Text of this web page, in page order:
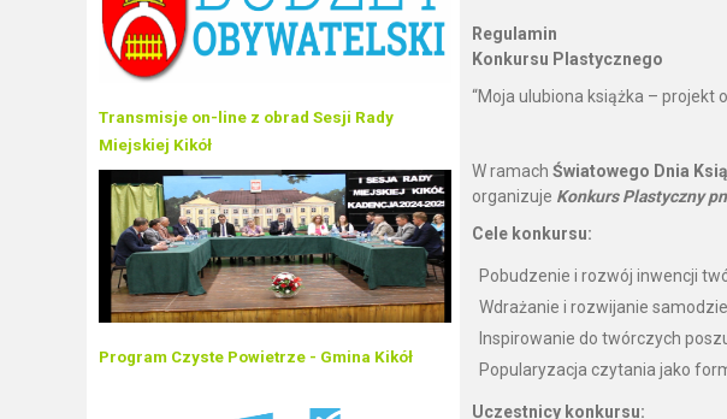
Transmisje on-line z obrad Sesji Rady
Miejskiej Kikół
Program Czyste Powietrze - Gmina Kikół
Regulamin
Konkursu Plastycznego
“Moja ulubiona książka – projekt
W ramach Światowego Dnia
organizuje Konkurs Plastyczny
Cele konkursu:
Pobudzenie i rozwój inwencji
Wdrażanie i rozwijanie
Inspirowanie do twórczych
Popularyzacja czytania jako
Uczestnicy konkursu: